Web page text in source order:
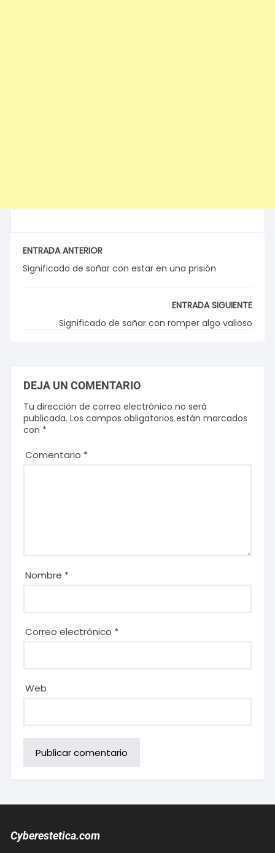
ENTRADA ANTERIOR
Significado de soñar con estar en una prisión
ENTRADA SIGUIENTE
Significado de soñar con romper algo valioso
DEJA UN COMENTARIO
Tu dirección de correo electrónico no será
publicada. Los campos obligatorios están marcados
con *
Comentario *
Nombre *
Correo electrónico *
Web
Cyberestetica.com